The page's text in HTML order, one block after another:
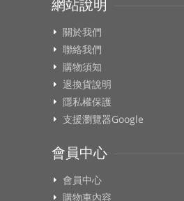
網站說明
關於我們
聯絡我們
購物須知
退換貨說明
隱私權保護
支援瀏覽器Google
會員中心
會員中心
購物車內容